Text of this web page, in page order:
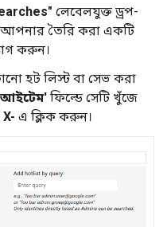
লেবেলযুক্ত ড্রপ-
আপনার তৈরি করা একটি
করুন।
হট লিস্ট বা সেভ করা
আইটেম' ফিল্ডে সেটি খুঁজে
X- এ ক্লিক করুন।